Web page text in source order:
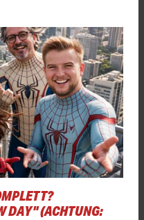
DAY" (ACHTUNG: